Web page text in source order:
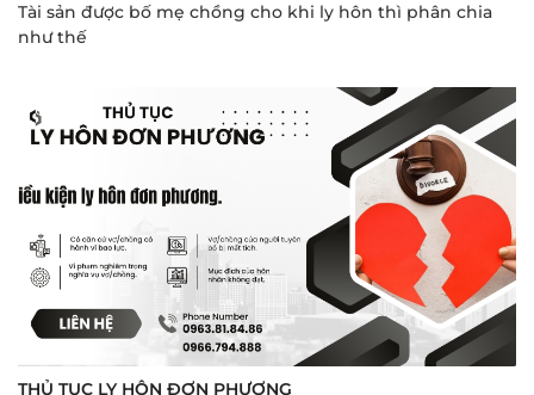
Tài sản được bố mẹ chồng cho khi ly hôn thì phân chia
như thế
THỦ TỤC LY HÔN ĐƠN PHƯƠNG